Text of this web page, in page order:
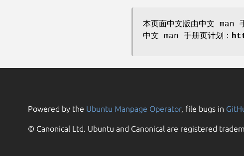
本页面中文版由中文 man
中文 man 手册页计划：
Powered by the Ubuntu Manpage Operator, file bugs in
© Canonical Ltd. Ubuntu and Canonical are registered